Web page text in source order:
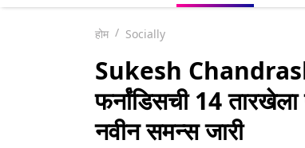
होम Socially
Sukesh
फर्नांडिसची 14 तारखेला
नवीन समन्स जारी